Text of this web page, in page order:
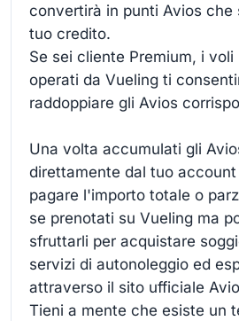
convertirà in punti Avios che
tuo credito.
Se sei cliente Premium, i voli
operati da Vueling ti
raddoppiare gli Avios
Una volta accumulati gli
direttamente dal tuo
pagare l'importo totale o
se prenotati su Vueling ma
sfruttarli per acquistare
servizi di autonoleggio ed
attraverso il sito ufficiale
Tieni a mente che esiste un